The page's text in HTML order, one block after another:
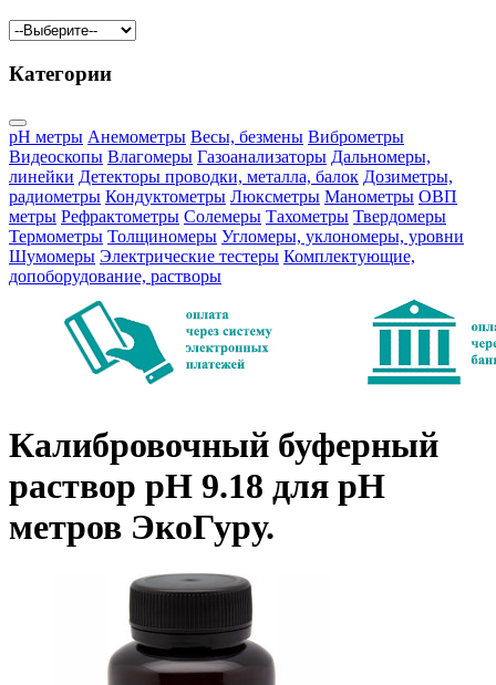
Категории
pH метры Анемометры Весы, безмены Виброметры
Видеоскопы Влагомеры Газоанализаторы Дальномеры,
линейки Детекторы проводки, металла, балок Дозиметры,
радиометры Кондуктометры Люксметры Манометры ОВП
метры Рефрактометры Солемеры Тахометры Твердомеры
Термометры Толщиномеры Угломеры, уклономеры, уровни
Шумомеры Электрические тестеры Комплектующие,
допоборудование, растворы
Калибровочный буферный
раствор pH 9.18 для pH
метров ЭкоГуру.